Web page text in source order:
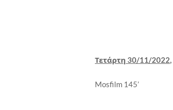
Τετάρτη 30/11/2022
Mosfilm 145’